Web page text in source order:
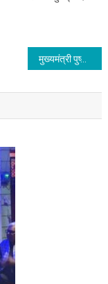
मुख्यमंत्री पुष्कर सिंह धामी ने प्रधानमंत्री नरेंद्र मोदी से की शिष्टाचार भेंट